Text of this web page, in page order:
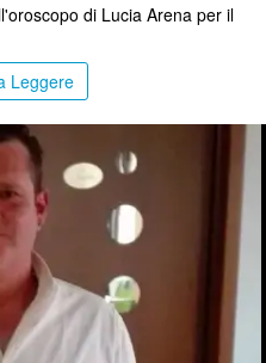
di Lucia Arena per il
Leggere